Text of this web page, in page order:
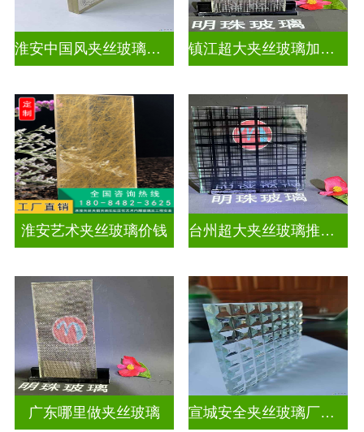
淮安中国风夹丝玻璃哪家好 镇江超大夹丝玻璃加工厂
淮安艺术夹丝玻璃价钱 台州超大夹丝玻璃推荐货源
广东哪里做夹丝玻璃 宣城安全夹丝玻璃厂家联系电话